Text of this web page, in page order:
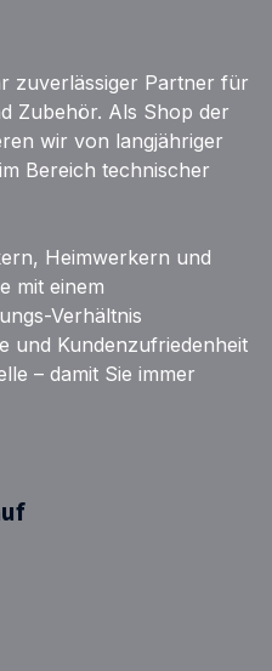
zuverlässiger Partner für
Zubehör. Als Shop der
wir von langjähriger
Bereich technischer
Heimwerkern und
mit einem
Verhältnis
und Kundenzufriedenheit
– damit Sie immer